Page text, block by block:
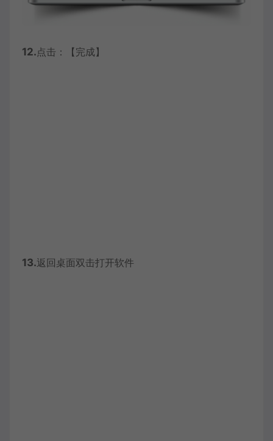
12.点击：【完成】
13.返回桌面双击打开软件